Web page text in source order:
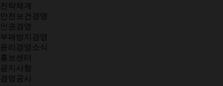
전략체계
안전보건경영
인권경영
부패방지경영
윤리경영소식
홍보센터
공지사항
경영공시